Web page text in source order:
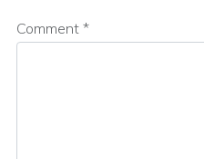
Comment *